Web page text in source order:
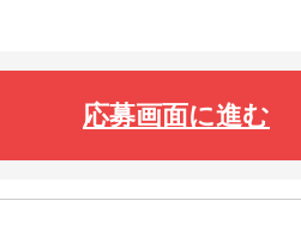
応募画面に進む